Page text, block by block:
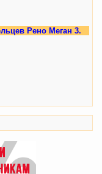
Рено Меган 3.